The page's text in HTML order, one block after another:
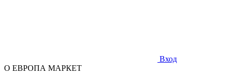
Вход
О ЕВРОПА МАРКЕТ